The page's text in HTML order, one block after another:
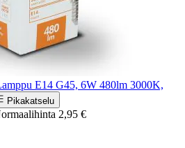
E14 G45, 6W 480lm 3000K,
Pikakatselu
2,95 €